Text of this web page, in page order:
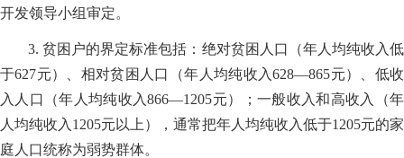
开发领导小组审定。
3. 贫困户的界定标准包括：绝对贫困人口（年人均纯收入低
于627元）、相对贫困人口（年人均纯收入628—865元）、低收
入人口（年人均纯收入866—1205元）；一般收入和高收入（年
人均纯收入1205元以上），通常把年人均纯收入低于1205元的家
庭人口统称为弱势群体。